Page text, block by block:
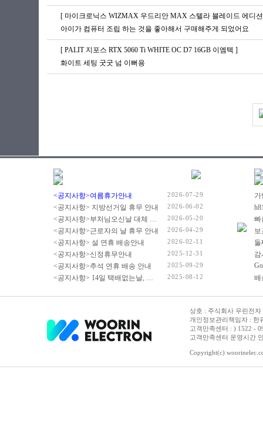
[ 마이크로닉스 WIZMAX 우드리안 MAX 스텔라 블레이드 에디
아이가 컴퓨터 조립 하는 것을 좋아해서 구매해주게 되었어요
[ PALIT 지포스 RTX 5060 Ti WHITE OC D7 16GB 이엠텍 ]
화이트 세팅 굿굿 넘 이뻐용
<공지사항>여름휴가안내 2026-07-29
<공지사항> 지방선거일 휴무 안내 2026-06-02
<공지사항>부처님오신날 대체 휴무 안내 2026-05-20
<공지사항>근로자의 날 휴무 안내 2026-04-29
<공지사항> 설 연휴 배송안내 2026-02-11
<공지사항>신정휴무안내 2025-12-31
<공지사항>추석 연휴 배송 안내 2025-09-29
<공지사항> 14일 택배없는날, 광복절 휴무 배송 안내 2025-08-12
빠
감
상호 : 주식회사 우린전
개인정보관리책임자 : 한
고객만족센터 : ) 1522 -
고객만족센터 운영시간
Copyright(c)